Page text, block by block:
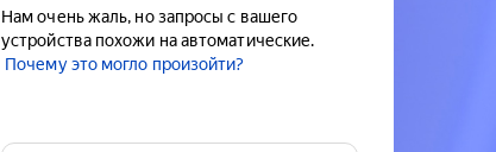
Нам очень жаль, но запросы с вашего
устройства похожи на автоматические.
Почему это могло произойти?